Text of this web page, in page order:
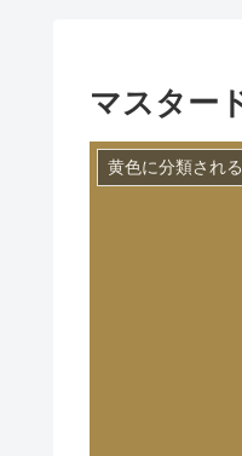
マスター
黄色に分類され